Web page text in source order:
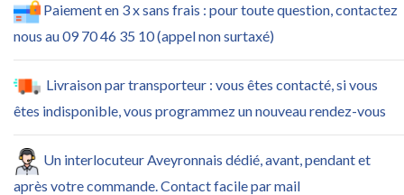
Paiement en 3 x sans frais : pour toute question, contactez
nous au 09 70 46 35 10 (appel non surtaxé)
Livraison par transporteur : vous êtes contacté, si vous
êtes indisponible, vous programmez un nouveau rendez-vous
Un interlocuteur Aveyronnais dédié, avant, pendant et
après votre commande. Contact facile par mail